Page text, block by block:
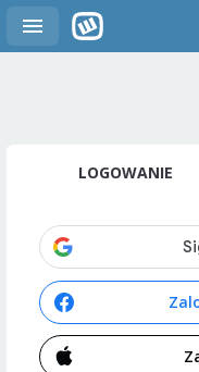
LOGOWANIE